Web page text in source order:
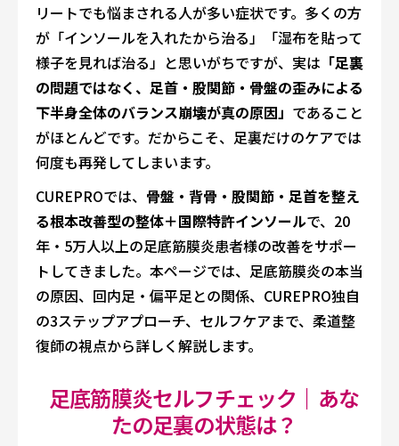
リートでも悩まされる人が多い症状です。多くの方
が「インソールを入れたから治る」「湿布を貼って
様子を見れば治る」と思いがちですが、実は 「足裏
の問題ではなく、足首・股関節・骨盤の歪みによる
下半身全体のバランス崩壊が真の原因」 であること
がほとんどです。だからこそ、足裏だけのケアでは
何度も再発してしまいます。
CUREPROでは、 骨盤・背骨・股関節・足首を整え
る根本改善型の整体＋国際特許インソールで、20
年・5万人以上の足底筋膜炎患者様の改善をサポー
トしてきました。本ページでは、足底筋膜炎の本当
の原因、回内足・偏平足との関係、CUREPRO独自
の3ステップアプローチ、セルフケアまで、柔道整
復師の視点から詳しく解説します。
足底筋膜炎セルフチェック｜あな
たの足裏の状態は？